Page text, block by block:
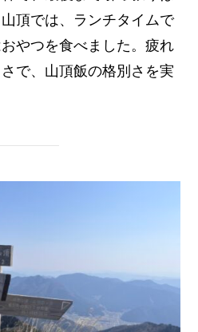
頂では、ランチタイムで
やつを食べました。疲れ
で、山頂飯の格別さを実